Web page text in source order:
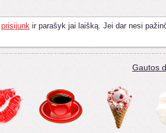
prisijunk ir parašyk jai laišką. Jei dar nesi
Gautos